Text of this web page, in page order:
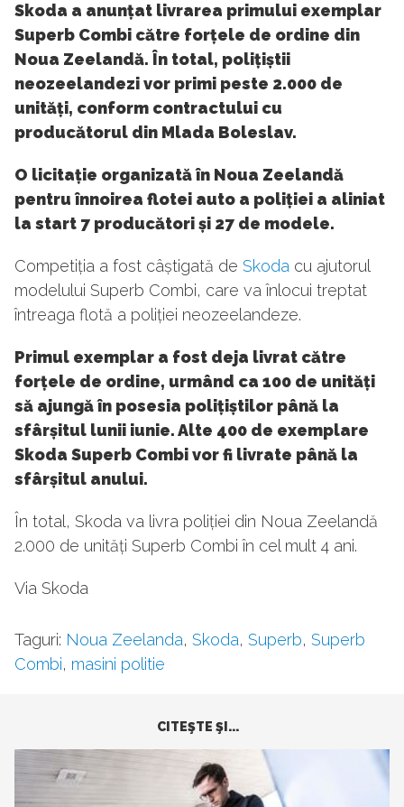
Skoda a anunțat livrarea primului exemplar
Superb Combi către forțele de ordine din
Noua Zeelandă. În total, polițiștii
neozeelandezi vor primi peste 2.000 de
unități, conform contractului cu
producătorul din Mlada Boleslav.
O licitație organizată în Noua Zeelandă
pentru înnoirea flotei auto a poliției a aliniat
la start 7 producători și 27 de modele.
Competiția a fost câștigată de Skoda cu ajutorul
modelului Superb Combi, care va înlocui treptat
întreaga flotă a poliției neozeelandeze.
Primul exemplar a fost deja livrat către
forțele de ordine, urmând ca 100 de unități
să ajungă în posesia polițiștilor până la
sfârșitul lunii iunie. Alte 400 de exemplare
Skoda Superb Combi vor fi livrate până la
sfârșitul anului.
În total, Skoda va livra poliției din Noua Zeelandă
2.000 de unități Superb Combi în cel mult 4 ani.
Via Skoda
Taguri: Noua Zeelanda, Skoda, Superb, Superb
Combi, masini politie
CITEŞTE ŞI...